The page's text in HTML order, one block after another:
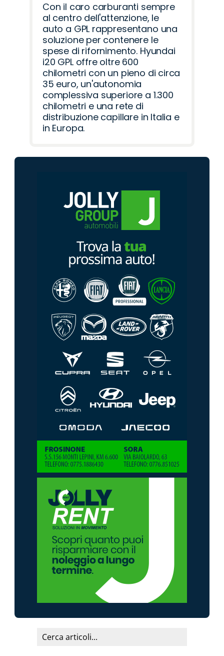
Con il caro carburanti sempre
al centro dell'attenzione, le
auto a GPL rappresentano una
soluzione per contenere le
spese di rifornimento. Hyundai
i20 GPL offre oltre 600
chilometri con un pieno di circa
35 euro, un'autonomia
complessiva superiore a 1.300
chilometri e una rete di
distribuzione capillare in Italia e
in Europa.